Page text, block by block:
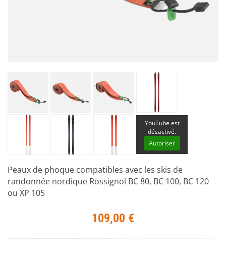
YouTube est
désactivé.
Autoriser
Peaux de phoque compatibles avec les skis de
randonnée nordique Rossignol BC 80, BC 100, BC 120
ou XP 105
109,00 €